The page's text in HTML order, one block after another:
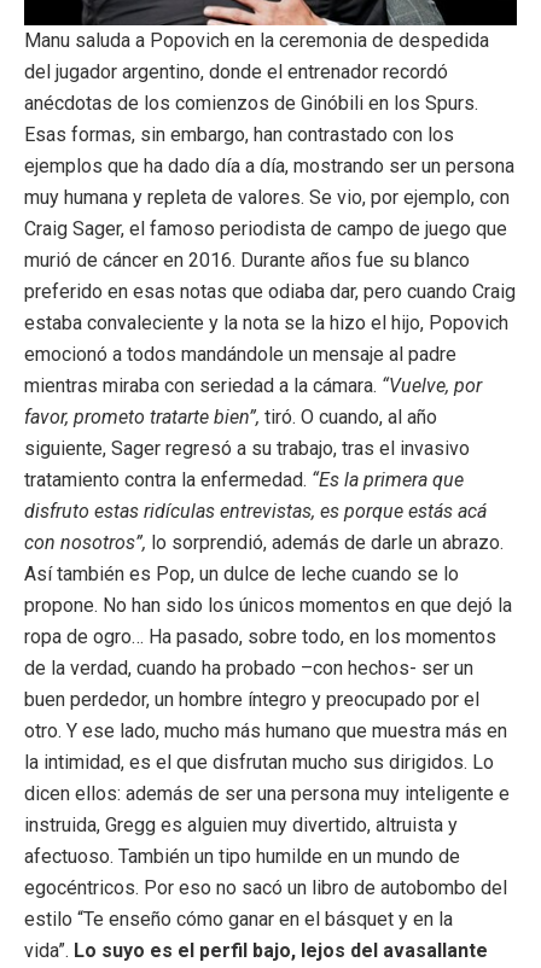
Manu saluda a Popovich en la ceremonia de despedida
del jugador argentino, donde el entrenador recordó
anécdotas de los comienzos de Ginóbili en los Spurs.
Esas formas, sin embargo, han contrastado con los
ejemplos que ha dado día a día, mostrando ser un persona
muy humana y repleta de valores. Se vio, por ejemplo, con
Craig Sager, el famoso periodista de campo de juego que
murió de cáncer en 2016. Durante años fue su blanco
preferido en esas notas que odiaba dar, pero cuando Craig
estaba convaleciente y la nota se la hizo el hijo, Popovich
emocionó a todos mandándole un mensaje al padre
mientras miraba con seriedad a la cámara. “Vuelve, por
favor, prometo tratarte bien”, tiró. O cuando, al año
siguiente, Sager regresó a su trabajo, tras el invasivo
tratamiento contra la enfermedad. “Es la primera que
disfruto estas ridículas entrevistas, es porque estás acá
con nosotros”, lo sorprendió, además de darle un abrazo.
Así también es Pop, un dulce de leche cuando se lo
propone. No han sido los únicos momentos en que dejó la
ropa de ogro… Ha pasado, sobre todo, en los momentos
de la verdad, cuando ha probado –con hechos- ser un
buen perdedor, un hombre íntegro y preocupado por el
otro. Y ese lado, mucho más humano que muestra más en
la intimidad, es el que disfrutan mucho sus dirigidos. Lo
dicen ellos: además de ser una persona muy inteligente e
instruida, Gregg es alguien muy divertido, altruista y
afectuoso. También un tipo humilde en un mundo de
egocéntricos. Por eso no sacó un libro de autobombo del
estilo “Te enseño cómo ganar en el básquet y en la
vida”. Lo suyo es el perfil bajo, lejos del avasallante